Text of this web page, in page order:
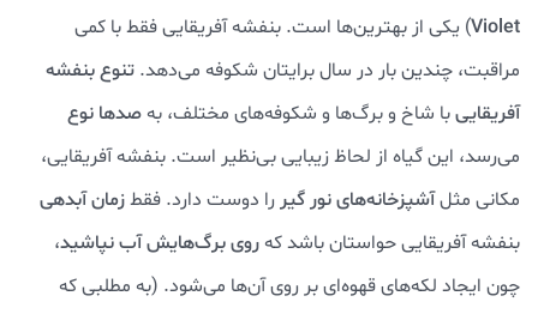
Violet) یکی از بهترین‌ها است. بنفشه آفریقایی فقط با کمی
مراقبت، چندین بار در سال برایتان شکوفه می‌دهد. تنوع بنفشه
آفریقاییبا شاخ و برگ‌ها و شکوفه‌های مختلف، بهصدها نوع
می‌رسد، این گیاه از لحاظ زیبایی بی‌نظیر است. بنفشه آفریقایی،
مکانی مثلآشپزخانه‌های نور گیر را دوست دارد. فقطزمان آبدهی
بنفشه آفریقایی حواستان باشد کهروی برگ‌هایش آب نپاشید،
چون ایجاد لکه‌های قهوه‌ای بر روی آن‌ها می‌شود. (به مطلبی که